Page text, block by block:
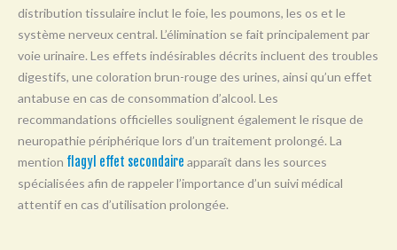
T
U
W
Y
distribution tissulaire inclut le foie, les poumons, les os et le
système nerveux central. L’élimination se fait principalement par
voie urinaire. Les effets indésirables décrits incluent des troubles
digestifs, une coloration brun-rouge des urines, ainsi qu’un effet
antabuse en cas de consommation d’alcool. Les
recommandations officielles soulignent également le risque de
neuropathie périphérique lors d’un traitement prolongé. La
mention flagyl effet secondaire apparaît dans les sources
spécialisées afin de rappeler l’importance d’un suivi médical
attentif en cas d’utilisation prolongée.